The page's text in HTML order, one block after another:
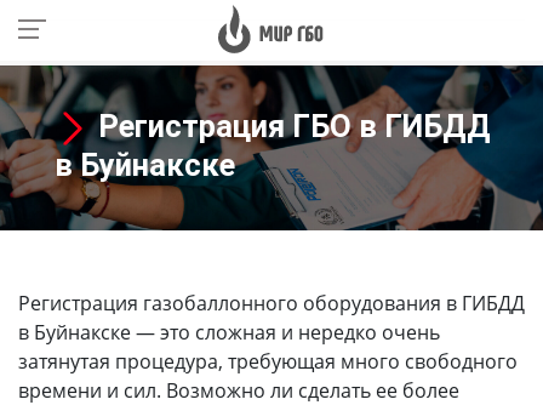
Регистрация ГБО в ГИБДД
в Буйнакске
Регистрация газобаллонного оборудования в ГИБДД
в Буйнакске— это сложная и нередко очень
затянутая процедура, требующая много свободного
времени и сил. Возможно ли сделать ее более